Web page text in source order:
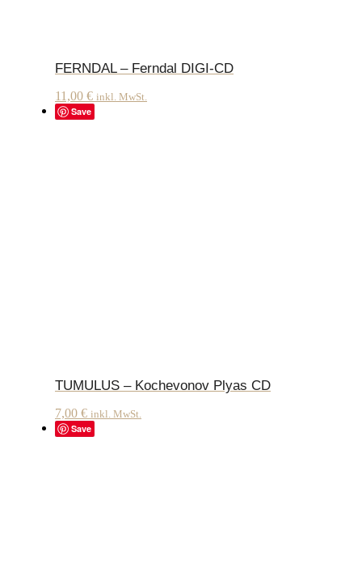
FERNDAL – Ferndal DIGI-CD
11,00 € inkl. MwSt.
Save
TUMULUS – Kochevonov Plyas CD
7,00 € inkl. MwSt.
Save